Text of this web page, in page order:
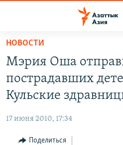
Вернуться
основному
содержанию
Вернутся
главной
Вернутся
КАЗАХСТАН
ТАДЖИКИСТАН
НОВОСТИ
ВОЙНА В УКРАИНЕ
КЫРГЫЗЧА
НОВОСТИ
Мэрия Оша
пострадавших
Кульские
17 июня 2010, 17:34
Поделиться